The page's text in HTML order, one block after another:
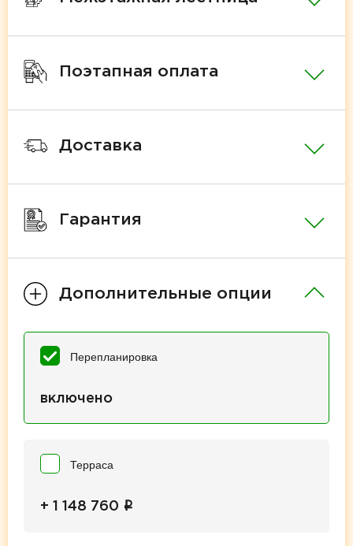
Поэтапная оплата
Доставка
Гарантия
Дополнительные опции
Перепланировка
включено
Терраса
+ 1 148 760 i